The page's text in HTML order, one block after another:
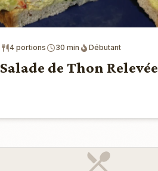
4 portions 30 min Débutant
Salade de Thon Relevée